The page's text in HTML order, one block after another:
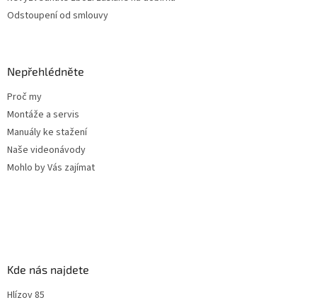
Odstoupení od smlouvy
Nepřehlédněte
Proč my
Montáže a servis
Manuály ke stažení
Naše videonávody
Mohlo by Vás zajímat
Kde nás najdete
Hlízov 85